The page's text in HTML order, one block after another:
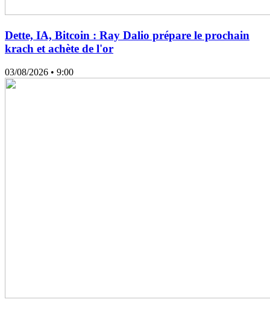
Dette, IA, Bitcoin : Ray Dalio prépare le prochain
krach et achète de l'or
03/08/2026 • 9:00